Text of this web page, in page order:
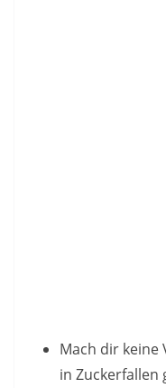
Mach dir keine
in Zuckerfallen